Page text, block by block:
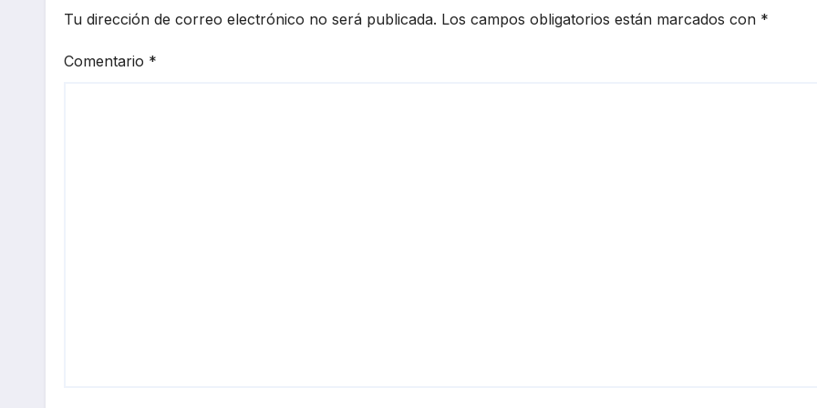
Tu dirección de correo electrónico no será publicada. Los campos obligatorios están marcados con *
Comentario *